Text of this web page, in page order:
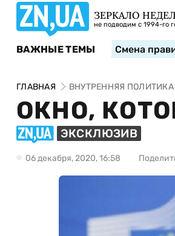
ЗЕРКАЛО
не подводим с 1994-го
ВАЖНЫЕ ТЕМЫ Смена
ГЛАВНАЯ ВНУТРЕННЯЯ ПОЛИТИКА
ОКНО,
ЭКСКЛЮЗИВ
06 декабря, 2020, 16:58